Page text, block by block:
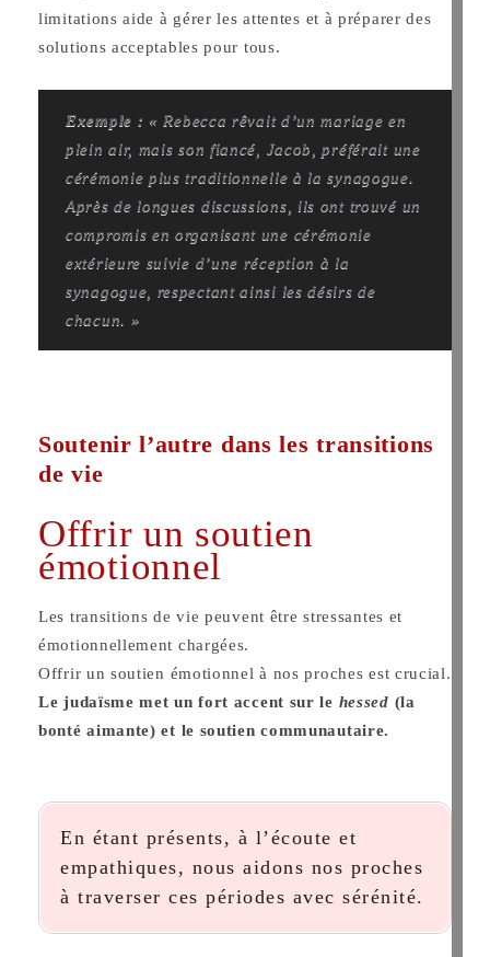
limitations aide à gérer les attentes et à préparer des
solutions acceptables pour tous.
Exemple : « Rebecca rêvait d’un mariage en
plein air, mais son fiancé, Jacob, préférait une
cérémonie plus traditionnelle à la synagogue.
Après de longues discussions, ils ont trouvé un
compromis en organisant une cérémonie
extérieure suivie d’une réception à la
synagogue, respectant ainsi les désirs de
chacun. »
Soutenir l’autre dans les transitions
de vie
Offrir un soutien
émotionnel
Les transitions de vie peuvent être stressantes et
émotionnellement chargées.
Offrir un soutien émotionnel à nos proches est crucial.
Le judaïsme met un fort accent sur le hessed (la
bonté aimante) et le soutien communautaire.
En étant présents, à l’écoute et
empathiques, nous aidons nos proches
à traverser ces périodes avec sérénité.